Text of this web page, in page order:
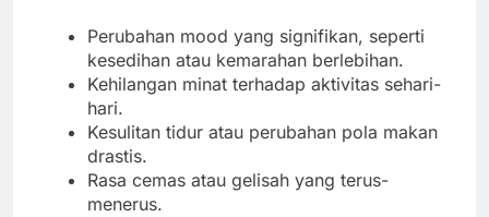
Perubahan mood yang signifikan, seperti
kesedihan atau kemarahan berlebihan.
Kehilangan minat terhadap aktivitas sehari-
hari.
Kesulitan tidur atau perubahan pola makan
drastis.
Rasa cemas atau gelisah yang terus-
menerus.